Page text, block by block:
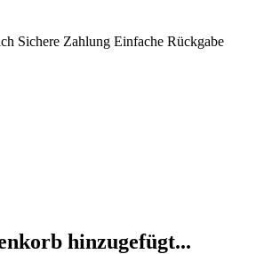
Sichere Zahlung Einfache Rückgabe
hinzugefügt...